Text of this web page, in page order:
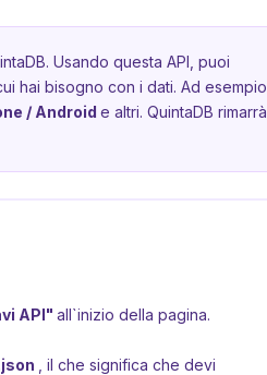
Usando questa API, puoi
hai bisogno con i dati. Ad esempio,
/ Android e altri. QuintaDB rimarrà
API" all`inizio della pagina.
, il che significa che devi